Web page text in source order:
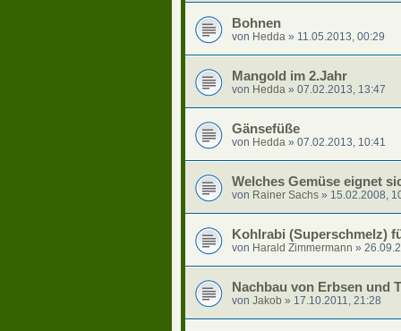
Bohnen
von Hedda » 11.05.2013, 00:29
Mangold im 2.Jahr
von Hedda » 07.02.2013, 13:47
Gänsefüße
von Hedda » 07.02.2013, 10:41
Welches Gemüse eignet
von Rainer Sachs » 15.02.2008,
Kohlrabi (Superschmelz)
von Harald Zimmermann »
Nachbau von Erbsen und
von Jakob » 17.10.2011, 21:28